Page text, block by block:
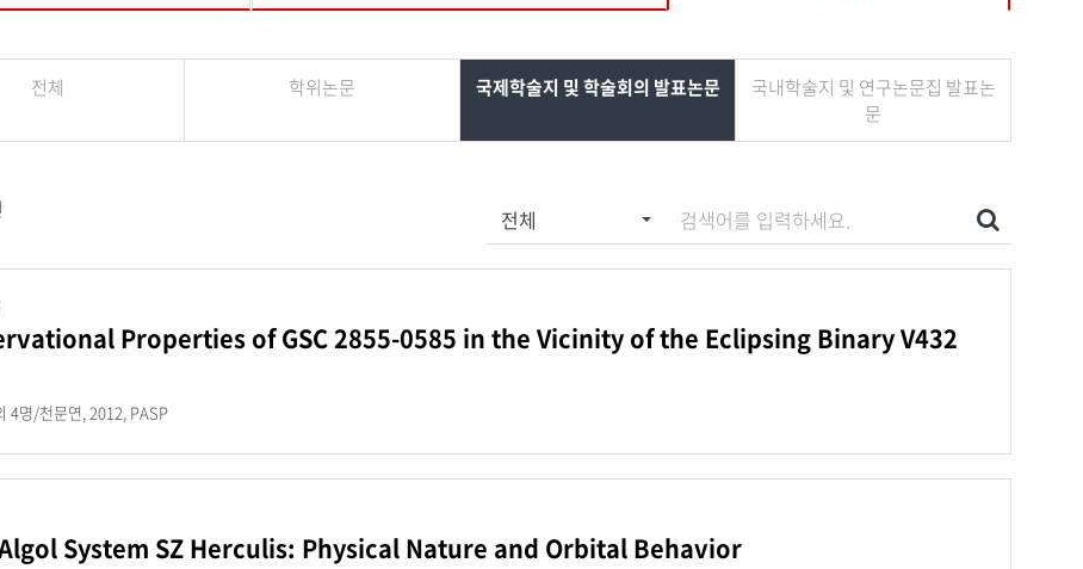
전체 학위논문 국제학술지 및 학술회의 발표논문
국내학술지 및 연구논문집 발표논
문
전체
검색어를 입력하세요
검색
Properties of GSC 2855-0585 in the Vicinity of the Eclipsing Binary V432
4명/천문연, 2012, PASP
System SZ Herculis: Physical Nature and Orbital Behavior